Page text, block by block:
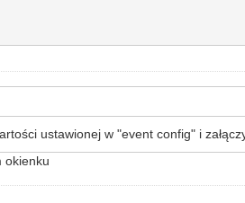
ustawionej w "event config" i
okienku